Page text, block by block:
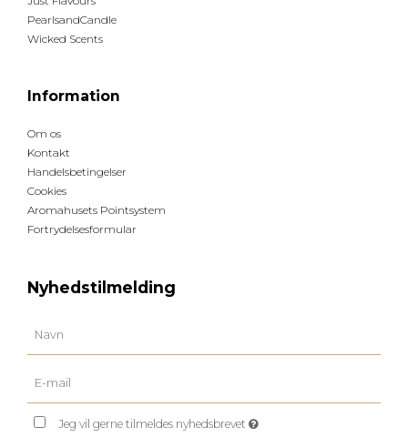
PearlsandCandle
Wicked Scents
Information
Om os
Kontakt
Handelsbetingelser
Cookies
Aromahusets Pointsystem
Fortrydelsesformular
Nyhedstilmelding
Jeg vil gerne tilmeldes nyhedsbrevet